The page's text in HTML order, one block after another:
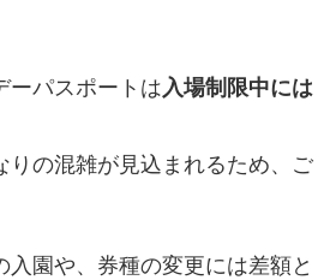
ーパスポートは入場制限中には
りの混雑が見込まれるため、ご
入園や、券種の変更には差額と